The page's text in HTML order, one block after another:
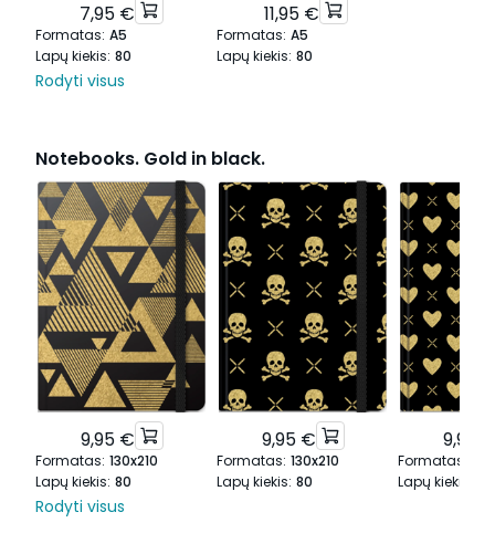
7,95 €
Formatas: A5
Lapų kiekis: 80
11,95 €
Formatas: A5
Lapų kiekis: 80
Rodyti visus
Notebooks. Gold in black.
9,95 €
Formatas: 130x210
Lapų kiekis: 80
9,95 €
Formatas: 130x210
Lapų kiekis: 80
9,95
Formatas
Lapų kiekis
Rodyti visus